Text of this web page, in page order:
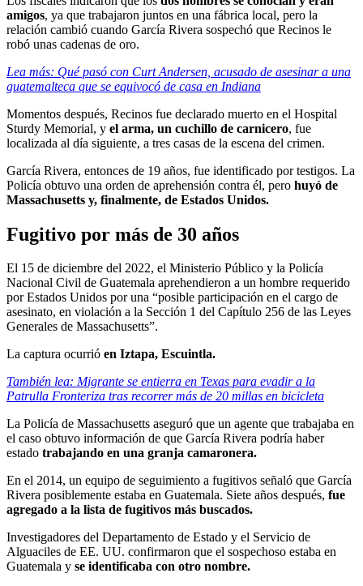
amigos, ya que trabajaron juntos en una fábrica local, pero la
relación cambió cuando García Rivera sospechó que Recinos le
robó unas cadenas de oro.
Lea más: Qué pasó con Curt Andersen, acusado de asesinar a una
guatemalteca que se equivocó de casa en Indiana
Momentos después, Recinos fue declarado muerto en el Hospital
Sturdy Memorial, y el arma, un cuchillo de carnicero, fue
localizada al día siguiente, a tres casas de la escena del crimen.
García Rivera, entonces de 19 años, fue identificado por testigos. La
Policía obtuvo una orden de aprehensión contra él, pero huyó de
Massachusetts y, finalmente, de Estados Unidos.
Fugitivo por más de 30 años
El 15 de diciembre del 2022, el Ministerio Público y la Policía
Nacional Civil de Guatemala aprehendieron a un hombre requerido
por Estados Unidos por una “posible participación en el cargo de
asesinato, en violación a la Sección 1 del Capítulo 256 de las Leyes
Generales de Massachusetts”.
La captura ocurrió en Iztapa, Escuintla.
También lea: Migrante se entierra en Texas para evadir a la
Patrulla Fronteriza tras recorrer más de 20 millas en bicicleta
La Policía de Massachusetts aseguró que un agente que trabajaba en
el caso obtuvo información de que García Rivera podría haber
estado trabajando en una granja camaronera.
En el 2014, un equipo de seguimiento a fugitivos señaló que García
Rivera posiblemente estaba en Guatemala. Siete años después, fue
agregado a la lista de fugitivos más buscados.
Investigadores del Departamento de Estado y el Servicio de
Alguaciles de EE. UU. confirmaron que el sospechoso estaba en
Guatemala y se identificaba con otro nombre.